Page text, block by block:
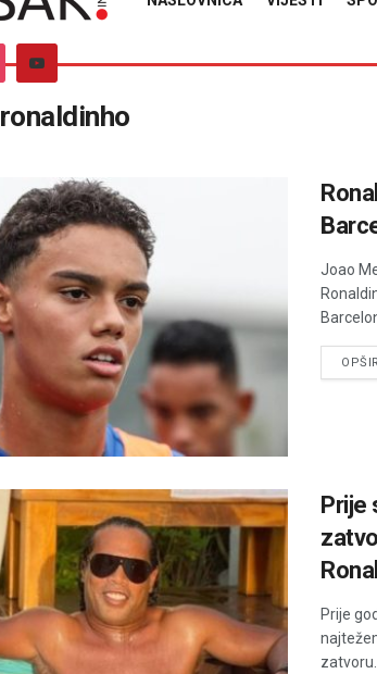
ronaldinho
Joao
Prije
Prije
zatvoru.